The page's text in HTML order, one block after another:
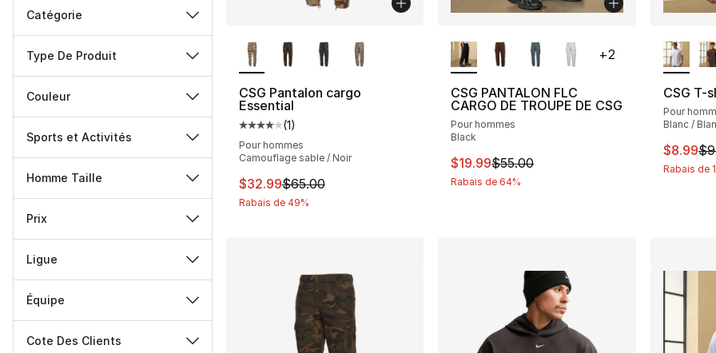
Catégorie
Type De Produit
Couleur
Sports et Activités
Homme Taille
Prix
Ligue
Équipe
Cote Des Clients
CSG Pantalon cargo
Essential
Cote moyenne du client - [4 sur 5 étoiles], 1 commentaires
(1)
Pour hommes
Camouflage sable / Noir
Cet article est en solde. Le prix est passé de $65.00 à $32.99
$32.99$65.00
Rabais de 49%
CSG PANTALON FLC
CARGO DE TROUPE DE CSG
Pour hommes
Black
Cet article est en solde. Le prix est passé
$19.99$55.00
Rabais de 64%
+2
CSG T-
Pour
Blanc /
Cet
$8.99
Rabais de